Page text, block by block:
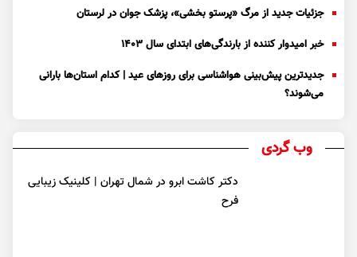
جزئیات جدید از مرگ «پرستو بخشی»، پزشک جوان در لرستان
خبر امیدوار کننده از بارندگی‌های ابتدای سال ۱۴۰۳
جدیدترین پیش‌بینی هواشناسی برای روزهای عید | کدام استان‌ها بارانی
می‌شوند؟
وب گردی
دکتر کاشت ابرو در شمال تهران | کلینیک زیبایی
فرح